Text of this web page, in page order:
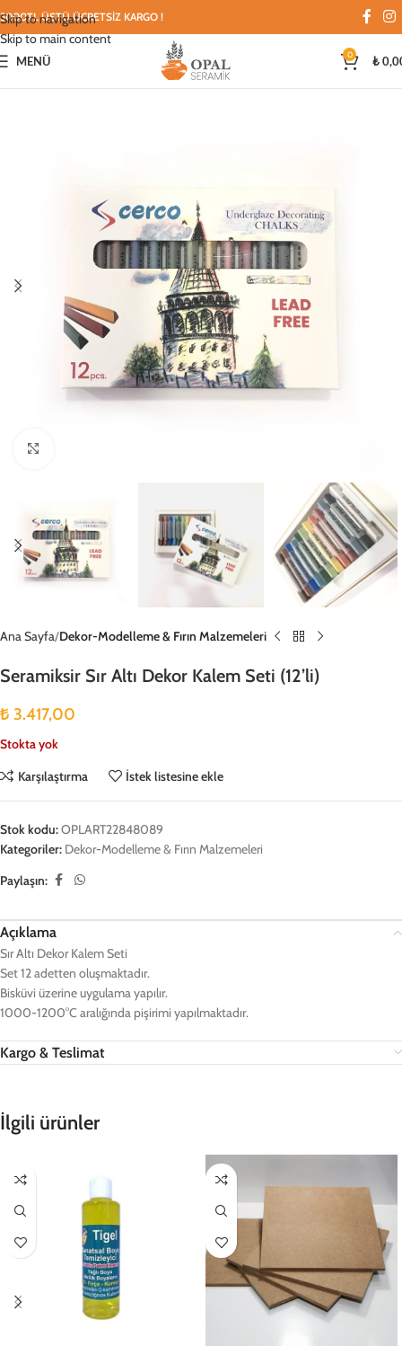
Skip to navigation
Skip to main content
3000TL ÜSTÜ ÜCRETSİZ KARGO !
MENÜ 0 ₺
Ana Sayfa Dekor-Modelleme & Fırın Malzemeleri
Seramiksir Sır Altı Dekor Kalem Seti (12’li)
₺ 3.417,00
Stokta yok
Karşılaştırma
İstek listesine ekle
Stok kodu:OPLART22848089
Kategoriler: Dekor-Modelleme & Fırın Malzemeleri
Paylaşın:
Açıklama
Sır Altı Dekor Kalem Seti
Set 12 adetten oluşmaktadır.
Bisküvi üzerine uygulama yapılır.
1000-1200°C aralığında pişirimi yapılmaktadır.
Kargo & Teslimat
İlgili ürünler